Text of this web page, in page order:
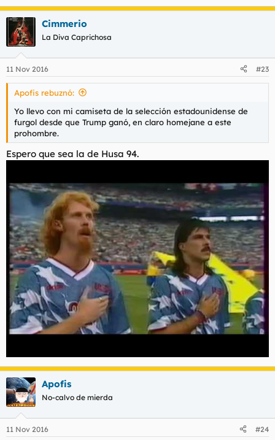
Cimmerio
La Diva Caprichosa
11 Nov 2016 #23
Apofis rebuznó:
Yo llevo con mi camiseta de la selección estadounidense de
furgol desde que Trump ganó, en claro homejane a este
prohombre.
Espero que sea la de Husa 94.
Apofis
No-calvo de mierda
11 Nov 2016 #24